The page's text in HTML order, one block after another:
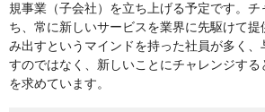
規事業（⼦会社）を⽴ち上げる予定です。チ
ち、常に新しいサービスを業界に先駆けて
み出すというマインドを持った社員が多く
すのではなく、新しいことにチャレンジす
を求めています。